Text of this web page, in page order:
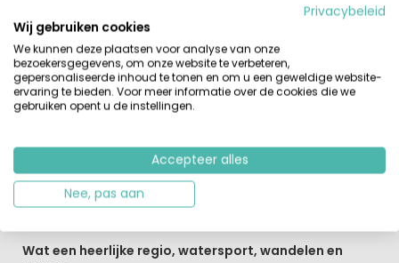
- toneelvoorstelling,
- schattocht,
- zwembad, pierebad en aquapark.
Voor de ouders, de jongeren en de volwassenen :
- karaoké,
- thema avonden
- centraal WiFi tegen betaling
Wat een heerlijke regio, watersport, wandelen en
Privacybeleid
Wij gebruiken cookies
We kunnen deze plaatsen voor analyse van onze
bezoekersgegevens, om onze website te verbeteren,
gepersonaliseerde inhoud te tonen en om u een geweldige website-
ervaring te bieden. Voor meer informatie over de cookies die we
gebruiken opent u de instellingen.
Accepteer alles
Nee, pas aan